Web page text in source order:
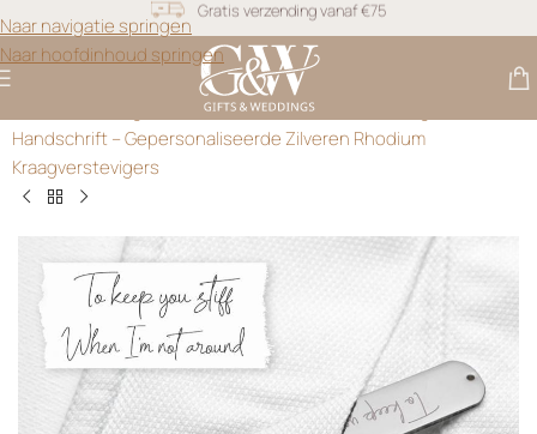
Naar navigatie springen
Naar hoofdinhoud springen
Snel geleverd
Gratis personalisatie
Cadeau Voor Hem
Handschrift – Gepersonaliseerde Zilveren Rhodium
Kraagverstevigers